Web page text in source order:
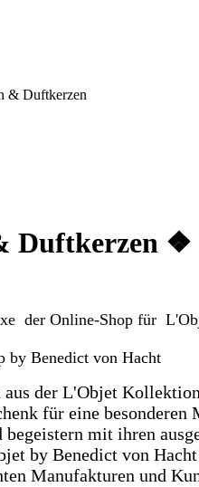
& Duftkerzen
❖
der Online-Shop für
by Benedict von Hacht
der L'Objet
für eine besonderen
mit ihren
by Benedict von
Manufakturen und